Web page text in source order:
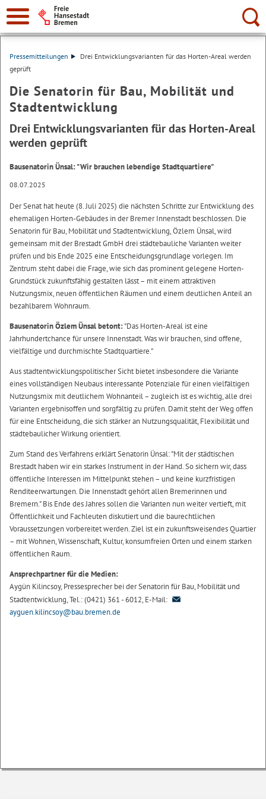
Suche:
Pressemitteilungen
Drei Entwicklungsvarianten für das Horten-Areal werden
geprüft
Die Senatorin für Bau, Mobilität und
Stadtentwicklung
Drei Entwicklungsvarianten für das Horten-Areal
werden geprüft
Bausenatorin Ünsal: "Wir brauchen lebendige Stadtquartiere"
08.07.2025
Der Senat hat heute (8. Juli 2025) die nächsten Schritte zur Entwicklung des
ehemaligen Horten-Gebäudes in der Bremer Innenstadt beschlossen. Die
Senatorin für Bau, Mobilität und Stadtentwicklung, Özlem Ünsal, wird
gemeinsam mit der Brestadt GmbH drei städtebauliche Varianten weiter
prüfen und bis Ende 2025 eine Entscheidungsgrundlage vorlegen. Im
Zentrum steht dabei die Frage, wie sich das prominent gelegene Horten-
Grundstück zukunftsfähig gestalten lässt – mit einem attraktiven
Nutzungsmix, neuen öffentlichen Räumen und einem deutlichen Anteil an
bezahlbarem Wohnraum.
Bausenatorin Özlem Ünsal betont:"Das Horten-Areal ist eine
Jahrhundertchance für unsere Innenstadt. Was wir brauchen, sind offene,
vielfältige und durchmischte Stadtquartiere."
Aus stadtentwicklungspolitischer Sicht bietet insbesondere die Variante
eines vollständigen Neubaus interessante Potenziale für einen vielfältigen
Nutzungsmix mit deutlichem Wohnanteil – zugleich ist es wichtig, alle drei
Varianten ergebnisoffen und sorgfältig zu prüfen. Damit steht der Weg offen
für eine Entscheidung, die sich stärker an Nutzungsqualität, Flexibilität und
städtebaulicher Wirkung orientiert.
Zum Stand des Verfahrens erklärt Senatorin Ünsal: "Mit der städtischen
Brestadt haben wir ein starkes Instrument in der Hand. So sichern wir, dass
öffentliche Interessen im Mittelpunkt stehen – und keine kurzfristigen
Renditeerwartungen. Die Innenstadt gehört allen Bremerinnen und
Bremern." Bis Ende des Jahres sollen die Varianten nun weiter vertieft, mit
Öffentlichkeit und Fachleuten diskutiert und die baurechtlichen
Voraussetzungen vorbereitet werden. Ziel ist ein zukunftsweisendes Quartier
– mit Wohnen, Wissenschaft, Kultur, konsumfreien Orten und einem starken
öffentlichen Raum.
Ansprechpartner für die Medien:
Aygün Kilincsoy, Pressesprecher bei der Senatorin für Bau, Mobilität und
Stadtentwicklung, Tel.: (0421) 361 - 6012, E-Mail:
ayguen.kilincsoy@bau.bremen.de